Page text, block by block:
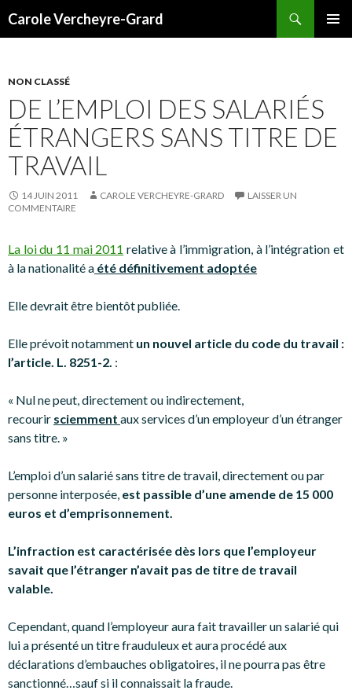
Carole Vercheyre-Grard
NON CLASSÉ
DE L’EMPLOI DES SALARIÉS
ÉTRANGERS SANS TITRE DE
TRAVAIL
14 JUIN 2011 CAROLE VERCHEYRE-GRARD
LAISSER UN
COMMENTAIRE
La loi du 11 mai 2011 relative à l’immigration, à l’intégration et
à la nationalité a été définitivement adoptée
Elle devrait être bientôt publiée.
Elle prévoit notamment un nouvel article du code du travail :
l’article. L. 8251-2. :
« Nul ne peut, directement ou indirectement,
recourir sciemment aux services d’un employeur d’un étranger
sans titre. »
L’emploi d’un salarié sans titre de travail, directement ou par
personne interposée, est passible d’une amende de 15 000
euros et d’emprisonnement.
L’infraction est caractérisée dès lors que l’employeur
savait que l’étranger n’avait pas de titre de travail
valable.
Cependant, quand l’employeur aura fait travailler un salarié qui
lui a présenté un titre frauduleux et aura procédé aux
déclarations d’embauches obligatoires, il ne pourra pas être
sanctionné…sauf si il connaissait la fraude.